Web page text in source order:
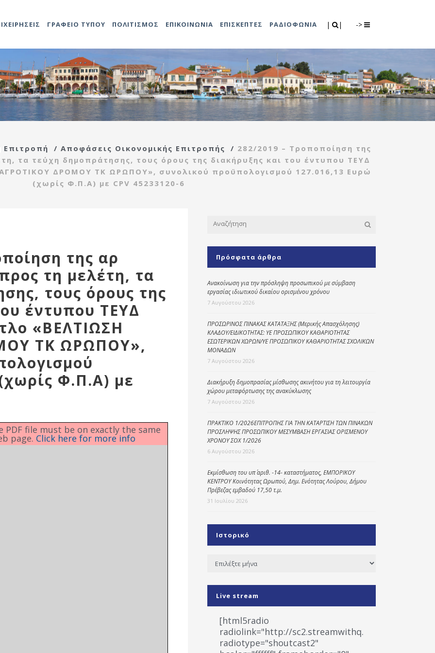
| | ->
Αντιδήμαρχοι
Γενικός
Γραμματέας
Σύμβουλοι
Οργανόγραμμα
Video
Προκηρύξεις
Προσλήψεων
Ανακοινώσεις
Αναρτήσεις
Διάφορες
Ληξιαρχείο
Δημοτολόγιο
Κέντρο
εξυπηρέτησης
πολιτών(ΚΕΠ)
Πολεοδομία
Γραφείο εσόδων
Παιδικοί σταθμοί
Πολιτική
προστασία
Τμήμα Πρόνοιας
Κέντρο
γυναικών
Κέντρο ανοιχτής
προστασίας
Κοινωνικό
Kοινωνικό
φαρμακείο
Πρόγραμμα
“Βοήθεια στο σπίτι”
Φροντίδας
Ηλικιωμένων
(Κ.Η.Φ.Η.) Πρέβεζας
Άδειες καταστημάτων
Προκηρύξεις – Διαγωνισμοί
2014-2020
2021-2027
ΓΡΑΦΕΙΟ ΤΥΠΟΥ ΠΟΛΙΤΙΣΜΟΣ
Αναρτήσεις
Δομές Πολιτισμού
Πολιτιστικές εκδηλώσεις
ΕΠΙΚΟΙΝΩΝΙΑ ΕΠΙΣΚΕΠΤΕΣ ΡΑΔΙΟΦΩΝΙΑ
Επιτροπή / Αποφάσεις Οικονομικής Επιτροπής / 282/2019 – Τροποποίηση της
τα τεύχη δημοπράτησης, τους όρους της διακήρυξης και του έντυπου ΤΕΥΔ
ΑΓΡΟΤΙΚΟΥ ΔΡΟΜΟΥ ΤΚ ΩΡΩΠΟΥ», συνολικού προϋπολογισμού 127.016,13 Ευρώ
(χωρίς Φ.Π.Α) με CPV 45233120-6
της αρ
τη μελέτη, τα
τους όρους της
έντυπου ΤΕΥΔ
«ΒΕΛΤΙΩΣΗ
ΤΚ ΩΡΩΠΟΥ»,
Φ.Π.Α) με
file must be on exactly the same
page. Click here for more info
Πρόσφατα άρθρα
Ανακοίνωση για την πρόσληψη προσωπικού με σύμβαση
εργασίας ιδιωτικού δικαίου ορισμένου χρόνου
7 Αυγούστου 2026
ΠΡΟΣΩΡΙΝΟΣ ΠΙΝΑΚΑΣ ΚΑΤΑΤΑΞΗΣ (Μερικής Απασχόλησης)
ΚΛΑΔΟΥ/ΕΙΔΙΚΟΤΗΤΑΣ: ΥΕ ΠΡΟΣΩΠΙΚΟΥ ΚΑΘΑΡΙΟΤΗΤΑΣ
ΕΣΩΤΕΡΙΚΩΝ ΧΩΡΩΝ/ΥΕ ΠΡΟΣΩΠΙΚΟΥ ΚΑΘΑΡΙΟΤΗΤΑΣ ΣΧΟΛΙΚΩΝ
ΜΟΝΑΔΩΝ
7 Αυγούστου 2026
Διακήρυξη δημοπρασίας μίσθωσης ακινήτου για τη λειτουργία
χώρου μεταφόρτωσης της ανακύκλωσης
7 Αυγούστου 2026
ΠΡΑΚΤΙΚΟ 1/2026ΕΠΙΤΡΟΠΗΣ ΓΙΑ ΤΗΝ ΚΑΤΑΡΤΙΣΗ ΤΩΝ ΠΙΝΑΚΩΝ
ΠΡΟΣΛΗΨΗΣ ΠΡΟΣΩΠΙΚΟΥ ΜΕΣΥΜΒΑΣΗ ΕΡΓΑΣΙΑΣ ΟΡΙΣΜΕΝΟΥ
ΧΡΟΝΟΥ ΣΟΧ 1/2026
6 Αυγούστου 2026
Εκμίσθωση του υπ΄ αριθ. -14- καταστήματος, ΕΜΠΟΡΙΚΟΥ
ΚΕΝΤΡΟΥ Κοινότητας Ωρωπού, Δημ. Ενότητας Λούρου, Δήμου
Πρέβεζας εμβαδού 17,50 τ.μ.
31 Ιουλίου 2026
Ιστορικό
Ιστορικό
Live stream
[html5radio
radiolink="http://sc2.streamwithq.com:8028/
radiotype="shoutcast2"